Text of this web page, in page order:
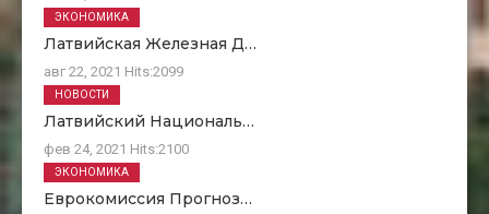
Латвийская Железная Д…
авг 22, 2021 Hits:2099
ЭКОНОМИКА
Латвийский Националь…
фев 24, 2021 Hits:2100
НОВОСТИ
Еврокомиссия Прогноз…
ЭКОНОМИКА